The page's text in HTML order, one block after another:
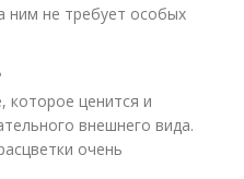
ним не требует особых
которое ценится и
внешнего вида.
очень